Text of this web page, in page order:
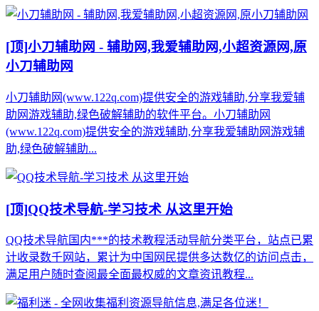
[顶]小刀辅助网 - 辅助网,我爱辅助网,小超资源网,原
小刀辅助网
小刀辅助网(www.122q.com)提供安全的游戏辅助,分享我爱辅
助网游戏辅助,绿色破解辅助的软件平台。小刀辅助网
(www.122q.com)提供安全的游戏辅助,分享我爱辅助网游戏辅
助,绿色破解辅助...
[顶]QQ技术导航-学习技术 从这里开始
QQ技术导航国内***的技术教程活动导航分类平台，站点已累
计收录数千网站，累计为中国网民提供多达数亿的访问点击，
满足用户随时查阅最全面最权威的文章资讯教程...